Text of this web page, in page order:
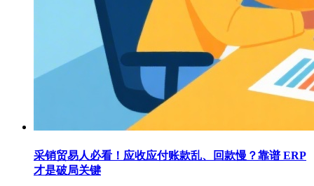
采销贸易人必看！应收应付账款乱、回款慢？靠谱 ERP
才是破局关键